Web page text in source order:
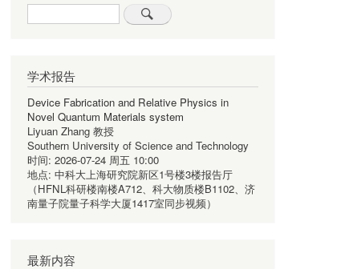
Search
学术报告
Device Fabrication and Relative Physics in
Novel Quantum Materials system
Liyuan Zhang 教授
Southern University of Science and Technology
时间: 2026-07-24 周五 10:00
地点: 中科大上海研究院新区1号楼3楼报告厅
（HFNL科研楼南楼A712、科大物质楼B1102、济
南量子院量子科学大厦1417室同步视频）
最新内容